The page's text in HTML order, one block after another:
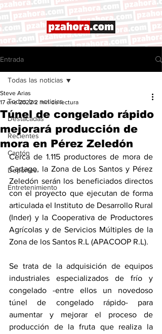
Entrada
Todas las noticias
Destacadas
Recientes
Cantón
Deportes
Entretenimiento
Todas las noticias
Túnel de congelado rápido
mejorará producción de
mora en Pérez Zeledón
Steve Arias
17 ene 2022 2 min de lectura
Cerca de 1.115 productores de mora de
Cartago, la Zona de Los Santos y Pérez
Zeledón serán los beneficiados directos
con el proyecto que ejecutan de forma
articulada el Instituto de Desarrollo Rural
(Inder) y la Cooperativa de Productores
Agrícolas y de Servicios Múltiples de la
Zona de los Santos R.L (APACOOP R.L).
Se trata de la adquisición de equipos
industriales especializados de frío y
congelado -entre ellos un novedoso
túnel de congelado rápido- para
aumentar y mejorar el proceso de
producción de la fruta que realiza la